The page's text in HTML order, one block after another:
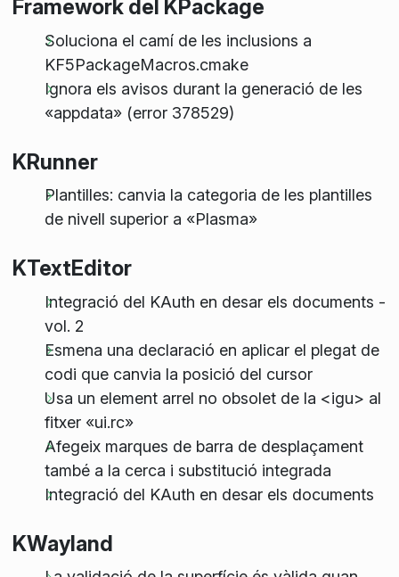
Framework del KPackage
Soluciona el camí de les inclusions a
KF5PackageMacros.cmake
Ignora els avisos durant la generació de les
«appdata» (error 378529)
KRunner
Plantilles: canvia la categoria de les plantilles
de nivell superior a «Plasma»
KTextEditor
Integració del KAuth en desar els documents -
vol. 2
Esmena una declaració en aplicar el plegat de
codi que canvia la posició del cursor
Usa un element arrel no obsolet de la <igu> al
fitxer «ui.rc»
Afegeix marques de barra de desplaçament
també a la cerca i substitució integrada
Integració del KAuth en desar els documents
KWayland